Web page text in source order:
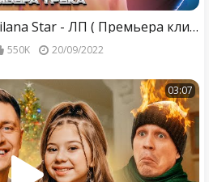
Милана Хаметова & Milana Star - ЛП ( Премьера клипа 2022 )
550K 20/09/2022
03:07